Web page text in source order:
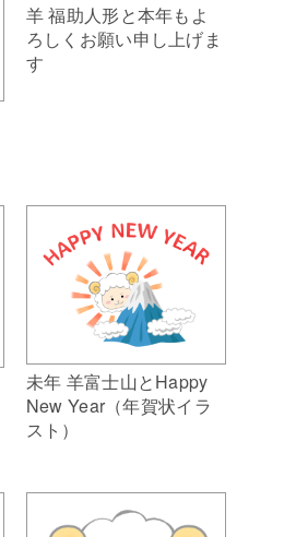
羊 福助人形と本年もよ
ろしくお願い申し上げま
す
未年 羊富士山とHappy
New Year（年賀状イラ
スト）